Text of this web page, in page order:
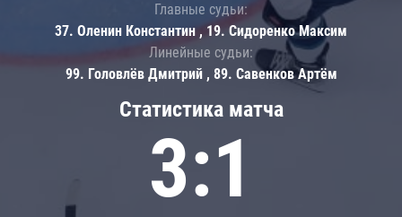
Статистика матча
3:1
Главные судьи:
37. Оленин Константин , 19. Сидоренко Максим
Линейные судьи:
99. Головлёв Дмитрий , 89. Савенков Артём